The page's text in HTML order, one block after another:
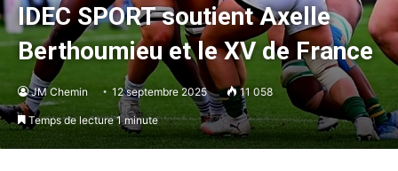
IDEC SPORT soutient Axelle
Berthoumieu et le XV de France
JM Chemin 12 septembre 2025 11 058
Temps de lecture 1 minute